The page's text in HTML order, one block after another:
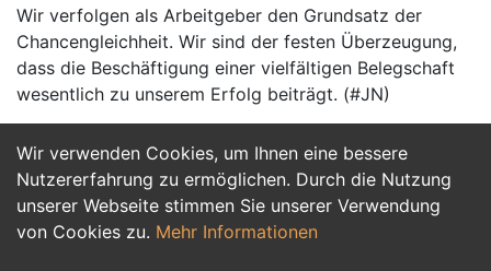
Wir verwenden Cookies, um Ihnen eine bessere
Nutzererfahrung zu ermöglichen. Durch die Nutzung
unserer Webseite stimmen Sie unserer Verwendung
von Cookies zu. Mehr Informationen
Wir verfolgen als Arbeitgeber den Grundsatz der
Chancengleichheit. Wir sind der festen Überzeugung,
dass die Beschäftigung einer vielfältigen Belegschaft
wesentlich zu unserem Erfolg beiträgt. (#JN)
Jetzt Bewerben